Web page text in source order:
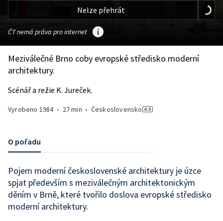
Nelze přehrát
ČT nemá práva pro internet
Meziválečné Brno coby evropské středisko moderní
architektury.
Scénář a režie K. Jureček.
Vyrobeno 1984• 27 min • Československo
O pořadu
Pojem moderní československé architektury je úzce
spjat především s meziválečným architektonickým
děním v Brně, které tvořilo doslova evropské středisko
moderní architektury.